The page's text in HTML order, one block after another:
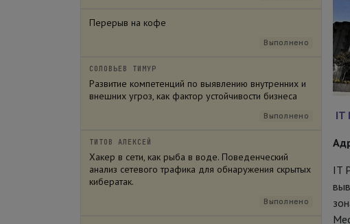
Перерыв на кофе
Выполнено
СОЛОВЬЕВ ТИМУР
Развитие компетенций по выявлению внутренних и
внешних угроз, как фактор устойчивости бизнеса
Выполнено
ТИТОВ АЛЕКСЕЙ
Хакер в сети, как рыба в воде. Поведенческий
анализ сетевого трафика для обнаружения скрытых
кибератак.
Выполнено
IT
IT